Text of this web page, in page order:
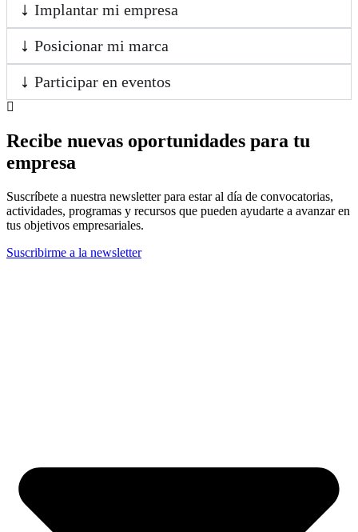
Implantar mi empresa
Posicionar mi marca
Participar en eventos
Recibe nuevas oportunidades para tu
empresa
Suscríbete a nuestra newsletter para estar al día de convocatorias,
actividades, programas y recursos que pueden ayudarte a avanzar en
tus objetivos empresariales.
Suscribirme a la newsletter